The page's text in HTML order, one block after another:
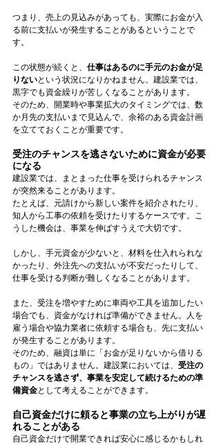
つまり、売上の見込みがあっても、実際にお金が入
る前に支払いが発生することがあるということで
す。
この状態が続くと、 仕事はあるのに手元のお金が足
りないという状況になりかねません。建設業では、
黒字でも資金繰りが苦しくなることがあります。
そのため、開業時や事業拡大のタイミングでは、数
か月先の支払いまで見込んで、余裕のある資金計画
を立てておくことが重要です。
受注のチャンスを逃さないために資金が必要
になる
建設業では、まとまった仕事を受けられるチャンス
が突然来ることがあります。
たとえば、元請けから新しい案件を紹介されたり、
知人から工事の依頼を受けたりするケースです。こ
うした機会は、事業を伸ばすうえで大切です。
しかし、手元資金が少ないと、材料を仕入れられな
かったり、外注先への支払いが不安だったりして、
仕事を受ける判断が難しくなることがあります。
また、受注を増やすために車両や工具を追加したい
場合でも、資金がなければ準備ができません。人を
雇う場合や協力業者に依頼する場合も、先に支払い
が発生することがあります。
そのため、融資は単に「お金が足りないから借りる
もの」ではありません。建設業においては、 受注の
チャンスを逃さず、事業を安定して続けるための準
備資金として考えることができます。
自己資金だけに頼ると事業の立ち上がりが遅
れることがある
自己資金だけで開業できれば安心に感じるかもしれ